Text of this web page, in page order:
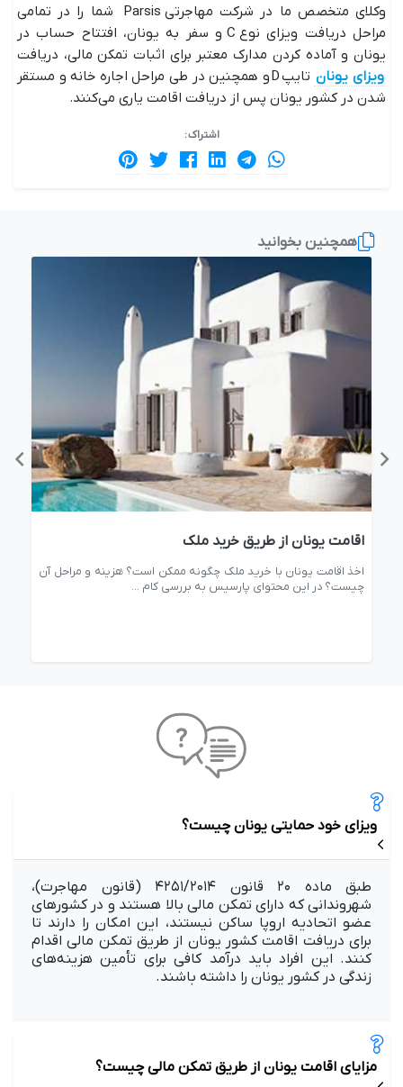
وکلای متخصص ما در شرکت مهاجرتی Parsis شما را در تمامی
مراحل دریافت ویزای نوع C و سفر به یونان، افتتاح حساب در
یونان و آماده کردن مدارک معتبر برای اثبات تمکن مالی، دریافت
ویزای یونان
تایپ D و همچنین در طی مراحل اجاره خانه و مستقر
شدن در کشور یونان پس از دریافت اقامت یاری می‌کنند.
اشتراک :
همچنین بخوانید
اقامت یونان از طریق خرید ملک
اخذ اقامت یونان با خرید ملک چگونه ممکن است؟ هزینه و مراحل آن
چیست؟ در این محتوای پارسیس به بررسی کام ...
ویزای خود حمایتی یونان چیست؟
طبق ماده ۲۰ قانون ۴۲۵۱/۲۰۱۴ (قانون مهاجرت)،
شهروندانی که دارای تمکن مالی بالا هستند و در کشورهای
عضو اتحادیه اروپا ساکن نیستند، این امکان را دارند تا
برای دریافت اقامت کشور یونان از طریق تمکن مالی اقدام
کنند. این افراد باید درآمد کافی برای تأمین هزینه‌های
زندگی در کشور یونان را داشته باشند.
مزایای اقامت یونان از طریق تمکن مالی چیست؟